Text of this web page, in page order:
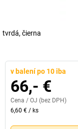
tvrdá, čierna
v balení po 10 iba
66,- €
Cena / OJ (bez DPH)
6,60 € / ks